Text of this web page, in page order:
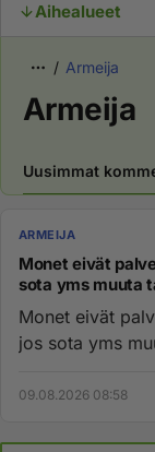
Aihealueet
Armeija
Armeija
Uusimmat
ARMEIJA
Monet eivät
sota yms muuta
Monet eivät
jos sota yms muuta tapahtuu
09.08.2026 08:58